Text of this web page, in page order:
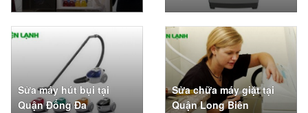
Sửa máy hút bụi tại
Quận Đống Đa
Sửa chữa máy giặt tại
Quận Long Biên